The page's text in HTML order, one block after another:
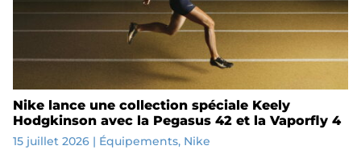
Nike lance une collection spéciale Keely
Hodgkinson avec la Pegasus 42 et la Vaporfly 4
15 juillet 2026| Équipements, Nike